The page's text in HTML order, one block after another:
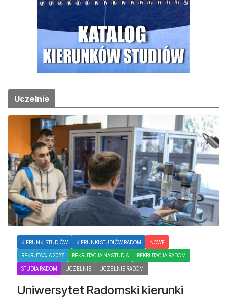
Uczelnie
KIERUNKI STUDIÓW KIERUNKI STUDIÓW RADOM NOWE
REKRUTACJA 2027 REKRUTACJA NA STUDIA REKRUTACJA RADOM
STUDIA RADOM UCZELNIE UCZELNIE RADOM
Uniwersytet Radomski kierunki